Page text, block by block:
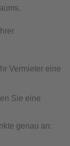
Vermieter eine
Sie eine
genau an: